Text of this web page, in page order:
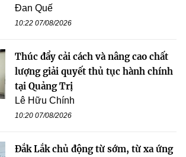
Đan Quế
10:22 07/08/2026
Thúc đẩy cải cách và nâng cao chất
lượng giải quyết thủ tục hành chính
tại Quảng Trị
Lê Hữu Chính
10:20 07/08/2026
Đắk Lắk chủ động từ sớm, từ xa ứng